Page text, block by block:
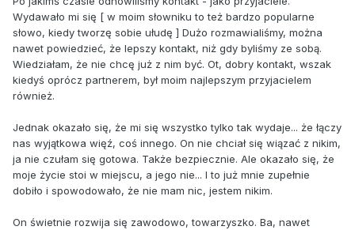
Wydawało mi się [ w moim słowniku to też bardzo popularne
słowo, kiedy tworzę sobie ułudę ] Dużo rozmawialiśmy, można
nawet powiedzieć, że lepszy kontakt, niż gdy byliśmy ze sobą.
Wiedziałam, że nie chcę już z nim być. Ot, dobry kontakt, wszak
kiedyś oprócz partnerem, był moim najlepszym przyjacielem
również.
Jednak okazało się, że mi się wszystko tylko tak wydaje... że łączy
nas wyjątkowa więź, coś innego. On nie chciał się wiązać z nikim,
ja nie czułam się gotowa. Także bezpiecznie. Ale okazało się, że
moje życie stoi w miejscu, a jego nie... I to już mnie zupełnie
dobiło i spowodowało, że nie mam nic, jestem nikim.
On świetnie rozwija się zawodowo, towarzyszko. Ba, nawet